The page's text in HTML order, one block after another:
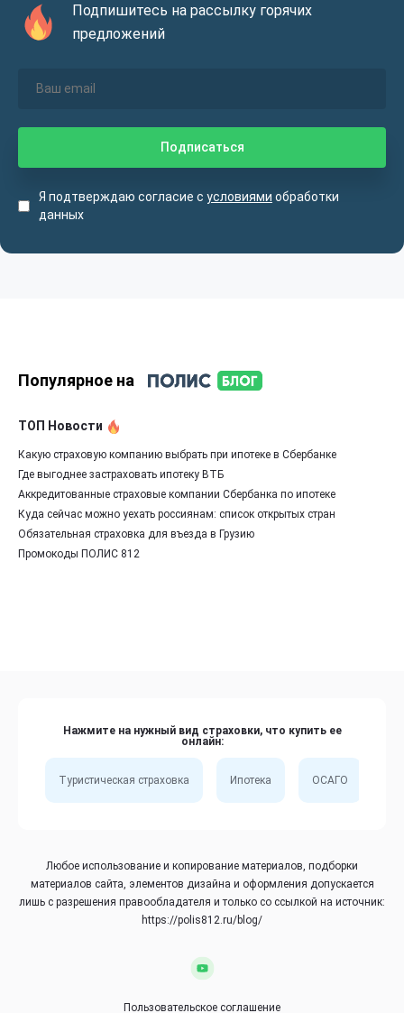
Подпишитесь на рассылку горячих
предложений
Я подтверждаю согласие с условиями обработки
данных
Популярное на
ТОП Новости
Какую страховую компанию выбрать при ипотеке в Сбербанке
Где выгоднее застраховать ипотеку ВТБ
Аккредитованные страховые компании Сбербанка по ипотеке
Куда сейчас можно уехать россиянам: список открытых стран
Обязательная страховка для въезда в Грузию
Промокоды ПОЛИС 812
Нажмите на нужный вид страховки, что купить ее
онлайн:
Туристическая страховка Ипотека ОСАГО
Любое использование и копирование материалов, подборки
материалов сайта, элементов дизайна и оформления допускается
лишь с разрешения правообладателя и только со ссылкой на источник:
https://polis812.ru/blog/
Пользовательское соглашение